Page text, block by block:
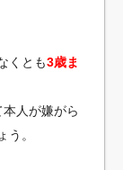
くとも3歳ま
人が嫌がら
。